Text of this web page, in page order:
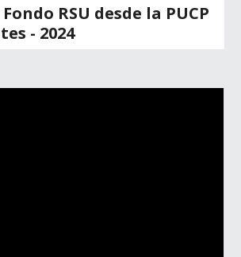
RSU desde la PUCP
- 2024